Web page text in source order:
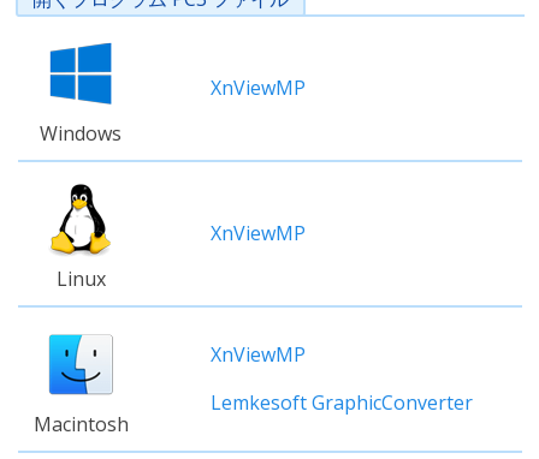
Windows
XnViewMP
Linux
XnViewMP
Macintosh
XnViewMP
Lemkesoft GraphicConverter